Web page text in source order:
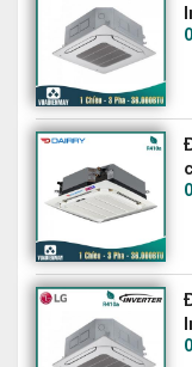
Điều hòa âm
CH-36TL22
môi trường
Điều hòa âm trần
dụng gas R410A là
gas R22 truyền